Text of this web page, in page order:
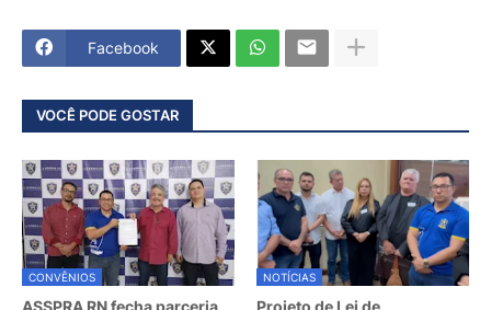
Facebook
VOCÊ PODE GOSTAR
CONVÊNIOS
ASSPRA RN fecha parceria
NOTÍCIAS
Projeto de Lei de